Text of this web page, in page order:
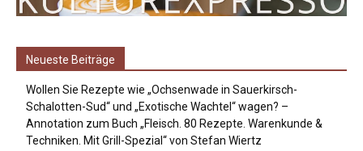
Neueste Beiträge
Wollen Sie Rezepte wie „Ochsenwade in Sauerkirsch-
Schalotten-Sud“ und „Exotische Wachtel“ wagen? –
Annotation zum Buch „Fleisch. 80 Rezepte. Warenkunde &
Techniken. Mit Grill-Spezial“ von Stefan Wiertz